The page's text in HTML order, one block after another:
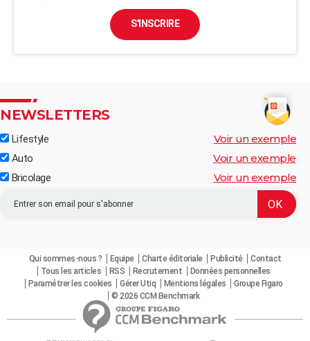
S'INSCRIRE
NEWSLETTERS
Lifestyle Voir un exemple
Auto Voir un exemple
Bricolage Voir un exemple
Qui sommes-nous ? Equipe Charte éditoriale Publicité
Contact
Tous les articles
RSS Recrutement
Données personnelles
Paramétrer les cookies
Gérer Utiq Mentions légales
Groupe Figaro
© 2026 CCM Benchmark